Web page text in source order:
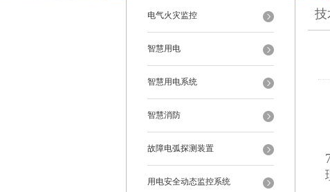
电气火灾监控
智慧用电
智慧用电系统
智慧消防
故障电弧探测装置
用电安全动态监控系统
技